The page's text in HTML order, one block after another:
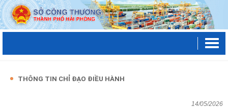
THÔNG TIN CHỈ ĐẠO ĐIỀU HÀNH
14/05/2026